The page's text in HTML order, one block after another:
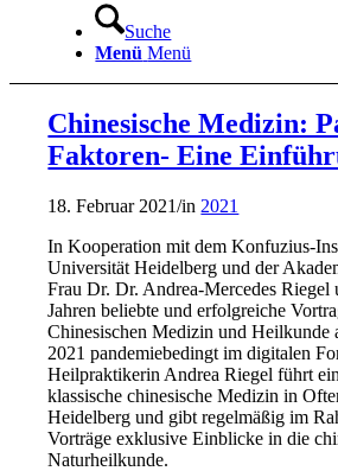
Suche
Menü Menü
Chinesische Medizin:
Faktoren- Eine
18. Februar 2021/in 2021
In Kooperation mit dem Konfuzius-
Universität Heidelberg und der
Frau Dr. Dr. Andrea-Mercedes Riegel
Jahren beliebte und erfolgreiche
Chinesischen Medizin und Heilkunde
2021 pandemiebedingt im digitalen
Heilpraktikerin Andrea Riegel führt
klassische chinesische Medizin in
Heidelberg und gibt regelmäßig im
Vorträge exklusive Einblicke in die
Naturheilkunde.